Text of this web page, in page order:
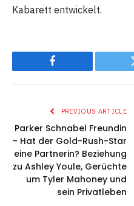
Kabarett entwickelt.
Facebook
PREVIOUS ARTICLE
Parker Schnabel Freundin
– Hat der Gold-Rush-Star
eine Partnerin? Beziehung
zu Ashley Youle, Gerüchte
um Tyler Mahoney und
sein Privatleben